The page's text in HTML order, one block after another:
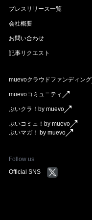
プレスリリース一覧
会社概要
お問い合わせ
記事リクエスト
muevoクラウドファンディング
muevoコミュニティ
ぶいクラ！by muevo
ぶいコミュ！by muevo
ぶいマガ！ by muevo
Follow us
Official SNS